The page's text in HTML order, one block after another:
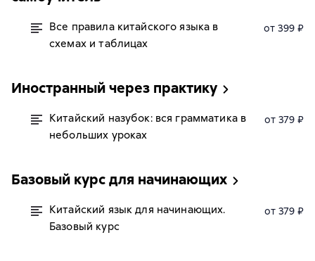
Все правила китайского языка в
схемах и таблицах
от 399 ₽
Иностранный через практику
Китайский назубок: вся грамматика в
небольших уроках
от 379 ₽
Базовый курс для начинающих
Китайский язык для начинающих.
Базовый курс
от 379 ₽